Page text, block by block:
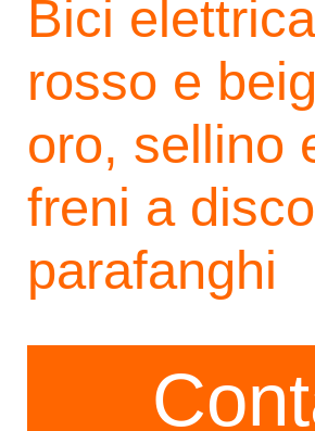
Bici
rosso e
oro, sellino
freni a
parafanghi